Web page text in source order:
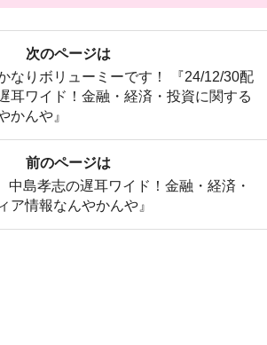
前のページは
中島孝志の遅耳ワイド！金融・経済・
ア情報なんやかんや』
次のページは
なりボリューミーです！ 『24/12/30配
ワイド！金融・経済・投資に関する
かんや』